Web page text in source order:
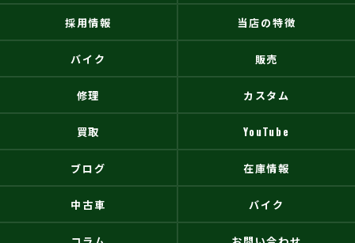
採用情報 当店の特徴
バイク 販売
修理 カスタム
買取 YouTube
ブログ 在庫情報
中古車 バイク